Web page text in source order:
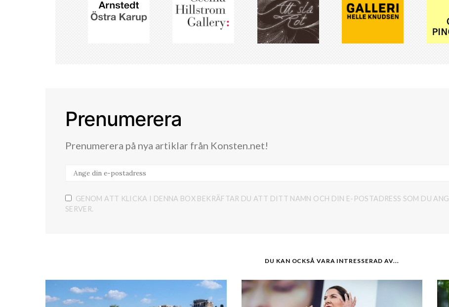
Prenumerera
Prenumerera på nya artiklar från Konsten.net!
GENOM ATT KLICKA I DENNA BOX BEKRÄFTAR DU ATT DITT NAMN OCH DIN E-POSTADRESS SOM DU
SERVER.
DU KAN OCKSÅ VARA INTRESSERAD AV...